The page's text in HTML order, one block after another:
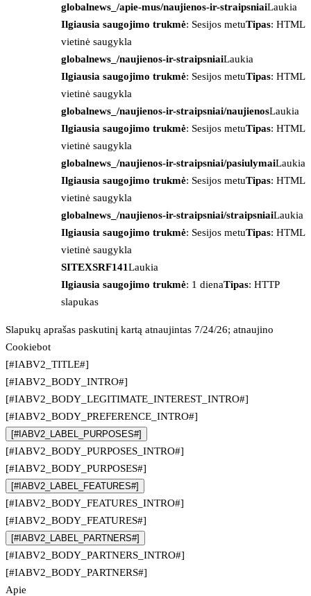
globalnews_/apie-mus/naujienos-ir-straipsniaiLaukia
Ilgiausia saugojimo trukmė: Sesijos metuTipas: HTML
vietinė saugykla
globalnews_/naujienos-ir-straipsniaiLaukia
Ilgiausia saugojimo trukmė: Sesijos metuTipas: HTML
vietinė saugykla
globalnews_/naujienos-ir-straipsniai/naujienosLaukia
Ilgiausia saugojimo trukmė: Sesijos metuTipas: HTML
vietinė saugykla
globalnews_/naujienos-ir-straipsniai/pasiulymaiLaukia
Ilgiausia saugojimo trukmė: Sesijos metuTipas: HTML
vietinė saugykla
globalnews_/naujienos-ir-straipsniai/straipsniaiLaukia
Ilgiausia saugojimo trukmė: Sesijos metuTipas: HTML
vietinė saugykla
SITEXSRF141Laukia
Ilgiausia saugojimo trukmė: 1 dienaTipas: HTTP
slapukas
Slapukų aprašas paskutinį kartą atnaujintas 7/24/26; atnaujino
Cookiebot
[#IABV2_TITLE#]
[#IABV2_BODY_INTRO#]
[#IABV2_BODY_LEGITIMATE_INTEREST_INTRO#]
[#IABV2_BODY_PREFERENCE_INTRO#]
[#IABV2_LABEL_PURPOSES#]
[#IABV2_BODY_PURPOSES_INTRO#]
[#IABV2_BODY_PURPOSES#]
[#IABV2_LABEL_FEATURES#]
[#IABV2_BODY_FEATURES_INTRO#]
[#IABV2_BODY_FEATURES#]
[#IABV2_LABEL_PARTNERS#]
[#IABV2_BODY_PARTNERS_INTRO#]
[#IABV2_BODY_PARTNERS#]
Apie